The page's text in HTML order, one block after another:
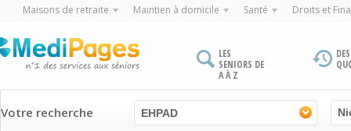
Maisons de retraite Maintien à domicile Santé Droits et
LES
SENIORS DE
A À Z
Votre recherche EHPAD